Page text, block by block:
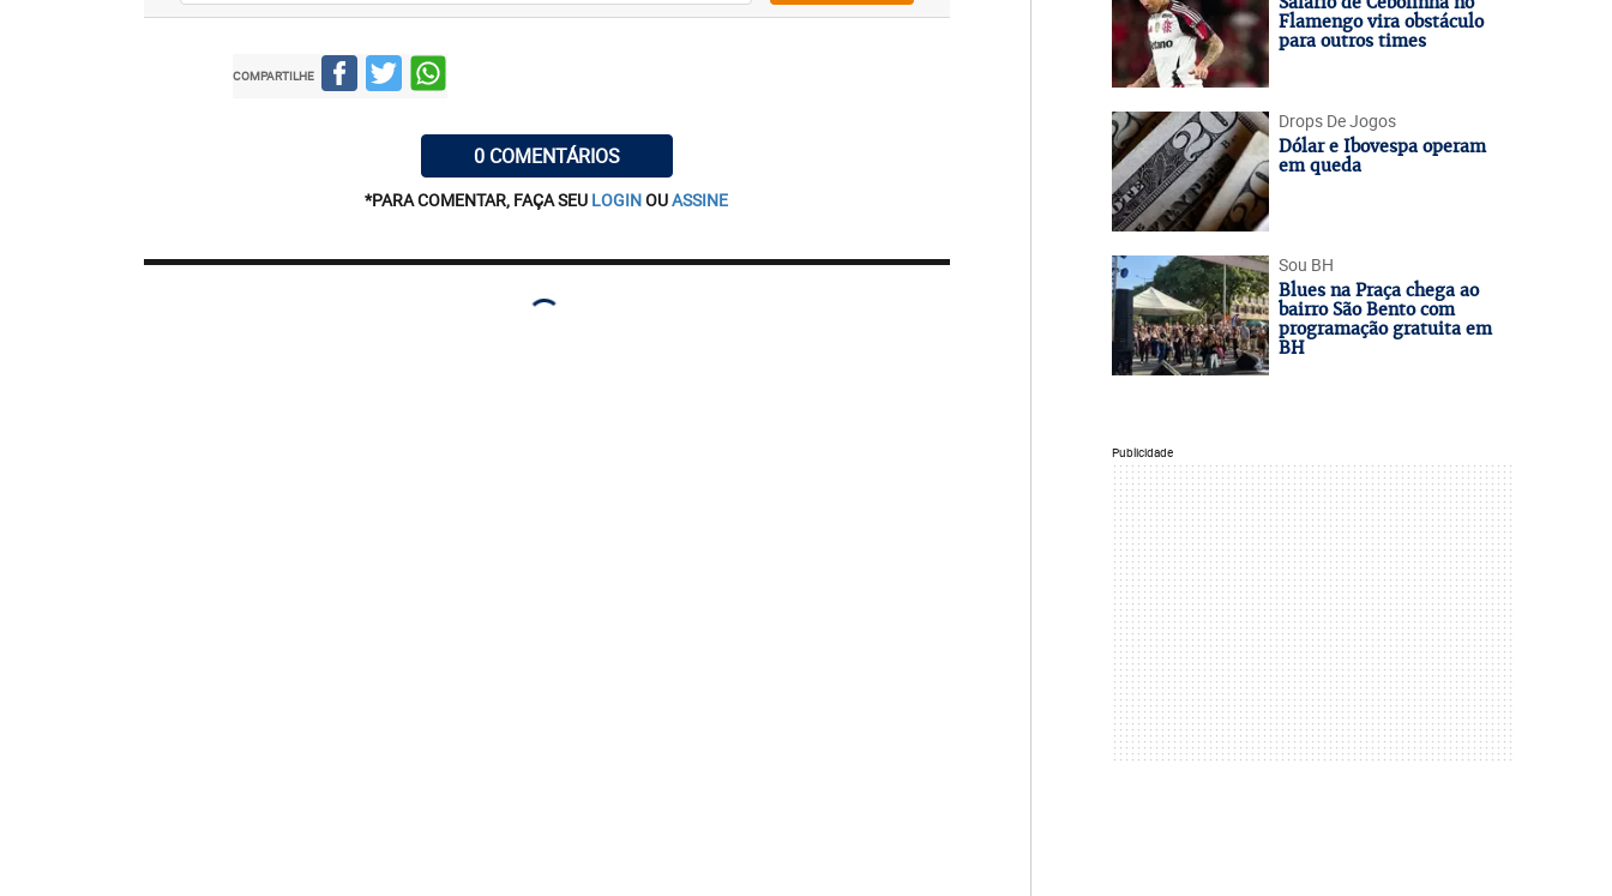
COMPARTILHE
0 COMENTÁRIOS
*PARA COMENTAR, FAÇA SEU LOGINOUASSINE
Flamengo vira obstáculo
para outros times
Drops De Jogos
Dólar e Ibovespa operam
em queda
Sou BH
Blues na Praça chega ao
bairro São Bento com
programação gratuita em
BH
Publicidade